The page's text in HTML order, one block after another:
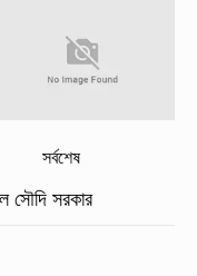
সর্বশেষ
সৌদি সরকার